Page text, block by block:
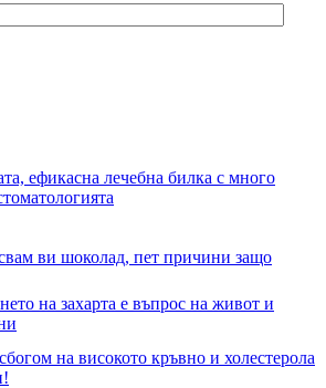
ефикасна лечебна билка с много
ви шоколад, пет причини защо
на захарта е въпрос на живот и
на високото кръвно и холестерола